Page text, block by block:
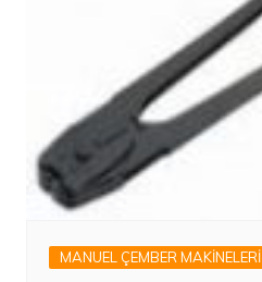
MANUEL ÇEMBER MAKİNELERİ